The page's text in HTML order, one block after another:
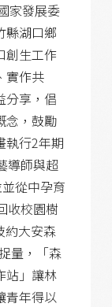
家發展委
縣湖口鄉
創生工作
實作共
分享，倡
念，鼓勵
執行2年期
導師與超
從中孕育
收校園樹
約大安森
量，「森
站」讓林
青年得以